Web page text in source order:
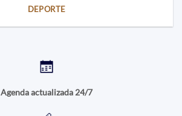
DEPORTE
Agenda actualizada 24/7